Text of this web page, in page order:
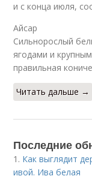
и с конца июля,
Айсар
Сильнорослый
ягодами и
правильная
Читать дальше →
Последние
1. Как выглядит
ивой. Ива белая